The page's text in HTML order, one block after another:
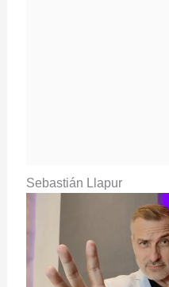
Sebastián Llapur